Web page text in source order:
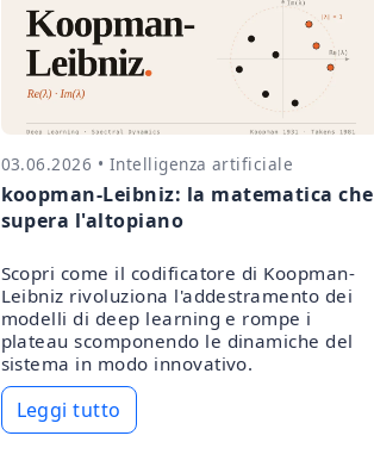
03.06.2026 • Intelligenza artificiale
koopman-Leibniz: la matematica che
supera l'altopiano
Scopri come il codificatore di Koopman-
Leibniz rivoluziona l'addestramento dei
modelli di deep learning e rompe i
plateau scomponendo le dinamiche del
sistema in modo innovativo.
Leggi tutto